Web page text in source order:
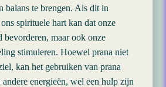
balans te brengen. Als dit in
spirituele hart kan dat onze
bevorderen, maar ook onze
stimuleren. Hoewel prana niet
kan het gebruiken van prana
energieën, wel een hulp zijn